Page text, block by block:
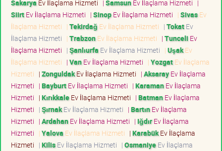
Sakarya Ev İlaçlama Hizmeti | SamsunEv İlaçlama Hizmeti |
SiirtEv İlaçlama Hizmeti | SinopEv İlaçlama Hizmeti | SivasEv
İlaçlama Hizmeti | Tekirdağ Ev İlaçlama Hizmeti | TokatEv
İlaçlama Hizmeti | TrabzonEv İlaçlama Hizmeti | Tunceli Ev
İlaçlama Hizmeti | Şanlıurfa Ev İlaçlama Hizmeti | UşakEv
İlaçlama Hizmeti | VanEv İlaçlama Hizmeti | YozgatEv İlaçlama
Hizmeti | ZonguldakEv İlaçlama Hizmeti | AksarayEv İlaçlama
Hizmeti | BayburtEv İlaçlama Hizmeti | KaramanEv İlaçlama
Hizmeti | KırıkkaleEv İlaçlama Hizmeti | BatmanEv İlaçlama
Hizmeti | ŞırnakEv İlaçlama Hizmeti | BartınEv İlaçlama
Hizmeti | ArdahanEv İlaçlama Hizmeti | IğdırEv İlaçlama
Hizmeti | Yalova Ev İlaçlama Hizmeti | KarabükEv İlaçlama
Hizmeti | KilisEv İlaçlama Hizmeti | OsmaniyeEv İlaçlama